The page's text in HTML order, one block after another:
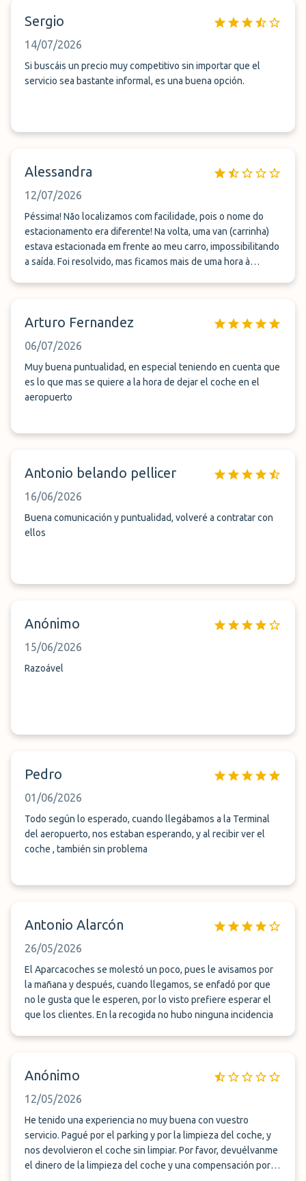
Sergio
14/07/2026
Si buscáis un precio muy competitivo sin importar que el
servicio sea bastante informal, es una buena opción.
Alessandra
12/07/2026
Péssima! Não localizamos com facilidade, pois o nome do
estacionamento era diferente! Na volta, uma van (carrinha)
estava estacionada em frente ao meu carro, impossibilitando
a saída. Foi resolvido, mas ficamos mais de uma hora à
Arturo Fernandez
06/07/2026
Muy buena puntualidad, en especial teniendo en cuenta que
es lo que mas se quiere a la hora de dejar el coche en el
aeropuerto
Antonio belando pellicer
16/06/2026
Buena comunicación y puntualidad, volveré a contratar con
ellos
Anónimo
15/06/2026
Razoável
Pedro
01/06/2026
Todo según lo esperado, cuando llegábamos a la Terminal
del aeropuerto, nos estaban esperando, y al recibir ver el
coche , también sin problema
Antonio Alarcón
26/05/2026
El Aparcacoches se molestó un poco, pues le avisamos por
la mañana y después, cuando llegamos, se enfadó por que
no le gusta que le esperen, por lo visto prefiere esperar el
que los clientes. En la recogida no hubo ninguna incidencia
Anónimo
12/05/2026
He tenido una experiencia no muy buena con vuestro
servicio. Pagué por el parking y por la limpieza del coche, y
nos devolvieron el coche sin limpiar. Por favor, devuélvanme
el dinero de la limpieza del coche y una compensación por